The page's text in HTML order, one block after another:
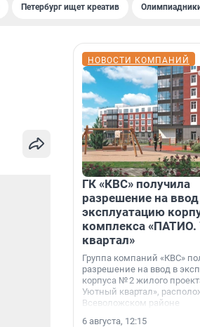
Петербург ищет креатив Олимпиадники
НОВОСТИ КОМПАНИЙ
ГК «КВС» получила
разрешение на ввод
эксплуатацию
комплекса
квартал»
Группа компаний «КВС»
разрешение на ввод в
корпуса № 2 жилого
Уютный квартал»,
Всеволожском районе
6 августа, 12:15